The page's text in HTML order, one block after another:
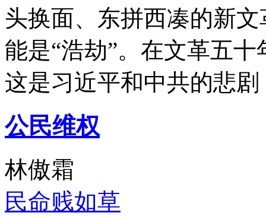
头换面、东拼西凑的新
能是“浩劫”。在文革五
这是习近平和中共的悲
公民维权
林傲霜
民命贱如草